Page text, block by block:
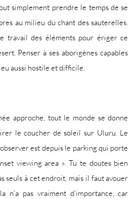
simplement prendre le temps de se
au milieu du chant des sauterelles.
travail des éléments pour ériger ce
Penser à ses aborigènes capables
aussi hostile et difficile.
approche, tout le monde se donne
le coucher de soleil sur Uluru. Le
est depuis le parking qui porte
viewing area ». Tu te doutes bien
seuls à cet endroit, mais il faut avouer
n’a pas vraiment d’importance, car